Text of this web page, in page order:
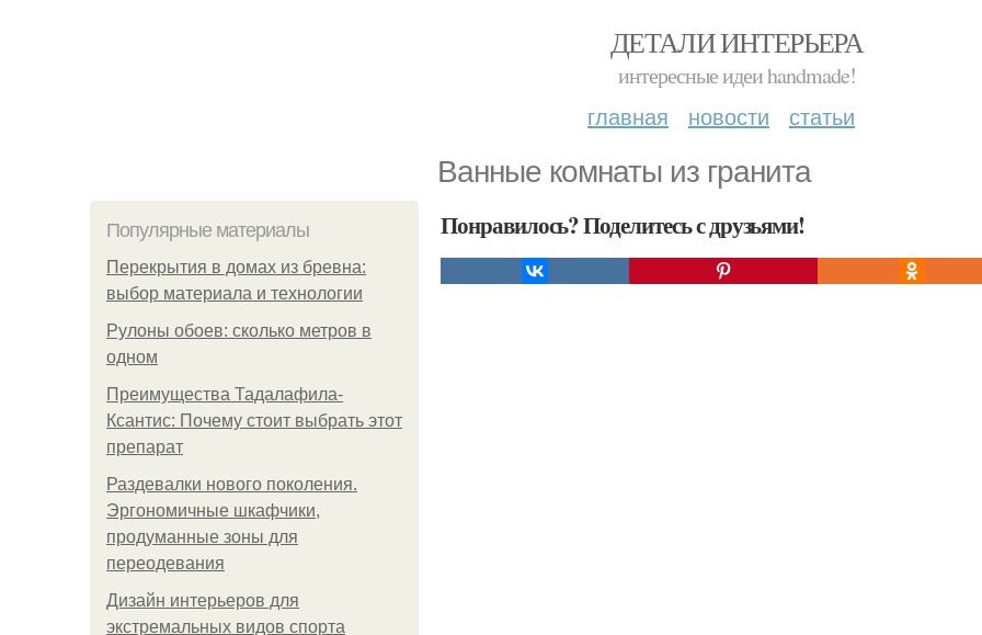
ДЕТАЛИ ИНТЕРЬЕРА
интересные идеи handmade!
главная новости статьи
Ванные комнаты из гранита
Популярные материалы
Перекрытия в домах из бревна:
выбор материала и технологии
Рулоны обоев: сколько метров в
одном
Преимущества Тадалафила-
Ксантис: Почему стоит выбрать этот
препарат
Раздевалки нового поколения.
Эргономичные шкафчики,
продуманные зоны для
переодевания
Дизайн интерьеров для
экстремальных видов спорта
Понравилось? Поделитесь с друзьями!